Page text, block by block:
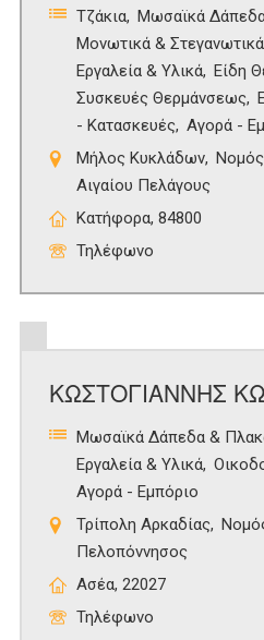
Τζάκια
Μωσαϊκά
Μονωτικά &
Εργαλεία & Υλικά
Είδη
Συσκευές Θερμάνσεως
- Κατασκευές
Αγορά -
Μήλος Κυκλάδων
Αιγαίου Πελάγους
Κατήφορα, 84800
Τηλέφωνο
ΚΩΣΤΟΓΙΑΝΝΗΣ
Μωσαϊκά Δάπεδα &
Εργαλεία & Υλικά
Αγορά - Εμπόριο
Τρίπολη Αρκαδίας
Πελοπόννησος
Ασέα, 22027
Τηλέφωνο